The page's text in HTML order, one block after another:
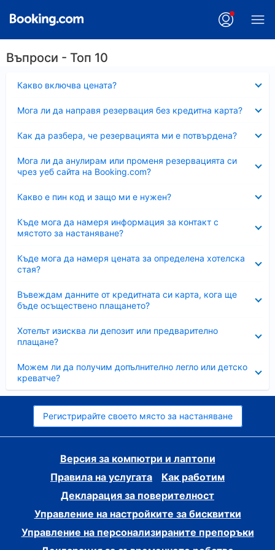
Въпроси - Топ 10
Какво включва цената?
Мога ли да направя резервация без кредитна карта?
Как да разбера, че резервацията ми е потвърдена?
Мога ли да анулирам или променя резервацията си
чрез уеб сайта на Booking.com?
Какво е пин код и защо ми е нужен?
Къде мога да намеря информация за контакт с
мястото за настаняване?
Къде мога да намеря цената за определена хотелска
стая?
Въвеждам данните от кредитната си карта, кога ще
бъде осъществено плащането?
Хотелът изисква ли депозит или предварително
плащане?
Можем ли да получим допълнително легло или детско
креватче?
Регистрирайте своето място за настаняване
Версия за компютри и лаптопи
Правила на услугата
Как работим
Декларация за поверителност
Управление на настройките за бисквитки
Управление на персонализираните препоръки